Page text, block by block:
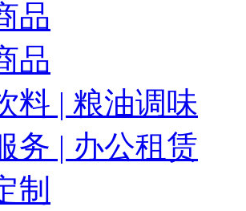
品
品
料 | 粮油调味
务 | 办公租赁
制